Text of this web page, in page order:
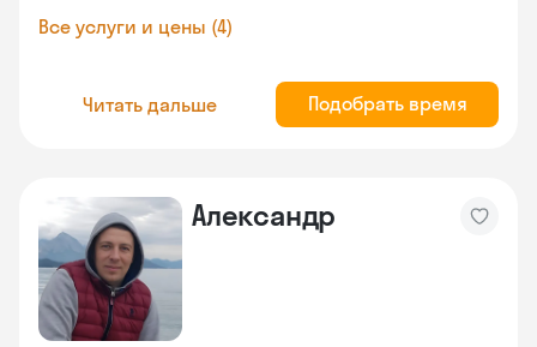
Все услуги и цены (4)
Читать дальше Подобрать время
Александр